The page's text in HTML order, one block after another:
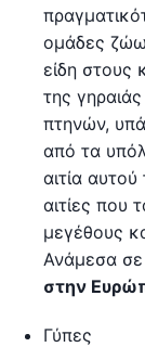
ομάδες
είδη στους
της
πτηνών,
από τα
αιτία
αιτίες που
μεγέθους
Ανάμεσα σε
στην
Γύπες